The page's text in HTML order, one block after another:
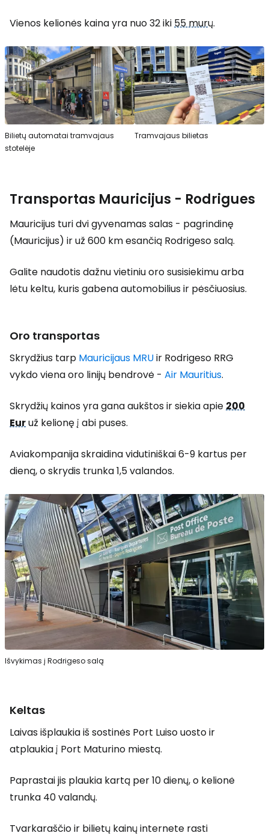
Vienos kelionės kaina yra nuo 32 iki55 murų.
Bilietų automatai tramvajaus
stotelėje
Tramvajaus bilietas
Transportas Mauricijus - Rodrigues
Mauricijus turi dvi gyvenamas salas - pagrindinę
(Mauricijus) ir už 600 km esančią Rodrigeso salą.
Galite naudotis dažnu vietiniu oro susisiekimu arba
lėtu keltu, kuris gabena automobilius ir pėsčiuosius.
Oro transportas
Skrydžius tarp Mauricijaus MRUir Rodrigeso RRG
vykdo viena oro linijų bendrovė - Air Mauritius.
Skrydžių kainos yra gana aukštos ir siekia apie200
Euruž kelionę į abi puses.
Aviakompanija skraidina vidutiniškai 6-9 kartus per
dieną, o skrydis trunka 1,5 valandos.
Išvykimas į Rodrigeso salą
Keltas
Laivas išplaukia iš sostinės Port Luiso uosto ir
atplaukia į Port Maturino miestą.
Paprastai jis plaukia kartą per 10 dienų, o kelionė
trunka 40 valandų.
Tvarkaraščio ir bilietų kainų internete rasti